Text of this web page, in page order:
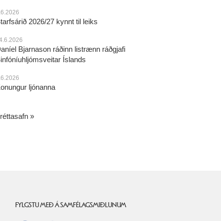
2026/27 kynnt til leiks
Bjarnason ráðinn listrænn ráðgjafi
Íslands
ljónanna
FYLGSTU MEÐ Á SAMFÉLAGSMIÐLUNUM